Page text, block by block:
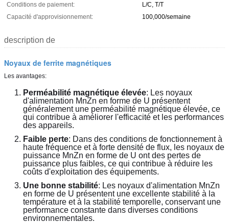
Conditions de paiement:
L/C, T/T
Capacité d'approvisionnement:
100,000/semaine
description de
Noyaux de ferrite magnétiques
Les avantages:
Perméabilité magnétique élevée: Les noyaux
d'alimentation MnZn en forme de U présentent
généralement une perméabilité magnétique élevée, ce
qui contribue à améliorer l'efficacité et les performances
des appareils.
Faible perte: Dans des conditions de fonctionnement à
haute fréquence et à forte densité de flux, les noyaux de
puissance MnZn en forme de U ont des pertes de
puissance plus faibles, ce qui contribue à réduire les
coûts d'exploitation des équipements.
Une bonne stabilité: Les noyaux d'alimentation MnZn
en forme de U présentent une excellente stabilité à la
température et à la stabilité temporelle, conservant une
performance constante dans diverses conditions
environnementales.